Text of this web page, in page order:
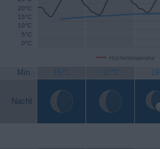
Höchsttemperatur
0°C
5°C
10°C
15°C
20°C
Min. 16°C 18°C
Nacht